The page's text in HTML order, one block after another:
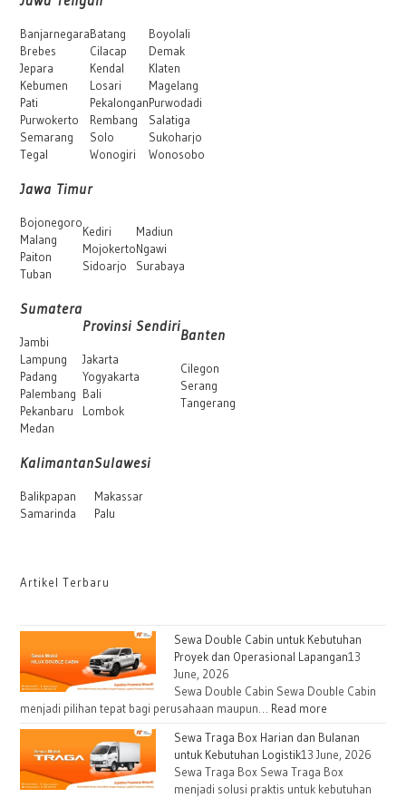
Banjarnegara
Brebes
Jepara
Kebumen
Pati
Purwokerto
Semarang
Tegal
Batang
Cilacap
Kendal
Losari
Pekalongan
Rembang
Solo
Wonogiri
Boyolali
Demak
Klaten
Magelang
Purwodadi
Salatiga
Sukoharjo
Wonosobo
Jawa Timur
Bojonegoro
Malang
Paiton
Tuban
Kediri
Mojokerto
Sidoarjo
Madiun
Ngawi
Surabaya
Sumatera
Jambi
Lampung
Padang
Palembang
Pekanbaru
Medan
Provinsi Sendiri
Jakarta
Yogyakarta
Bali
Lombok
Banten
Cilegon
Serang
Tangerang
Kalimantan
Balikpapan
Samarinda
Sulawesi
Makassar
Palu
Artikel Terbaru
Sewa Double Cabin untuk Kebutuhan
Proyek dan Operasional Lapangan13
June, 2026
Sewa Double Cabin Sewa Double Cabin
menjadi pilihan tepat bagi perusahaan maupun… Read more
Double
Cabin
untuk
Sewa Traga Box Harian dan Bulanan
untuk Kebutuhan Logistik13 June, 2026
Sewa Traga Box Sewa Traga Box
menjadi solusi praktis untuk kebutuhan